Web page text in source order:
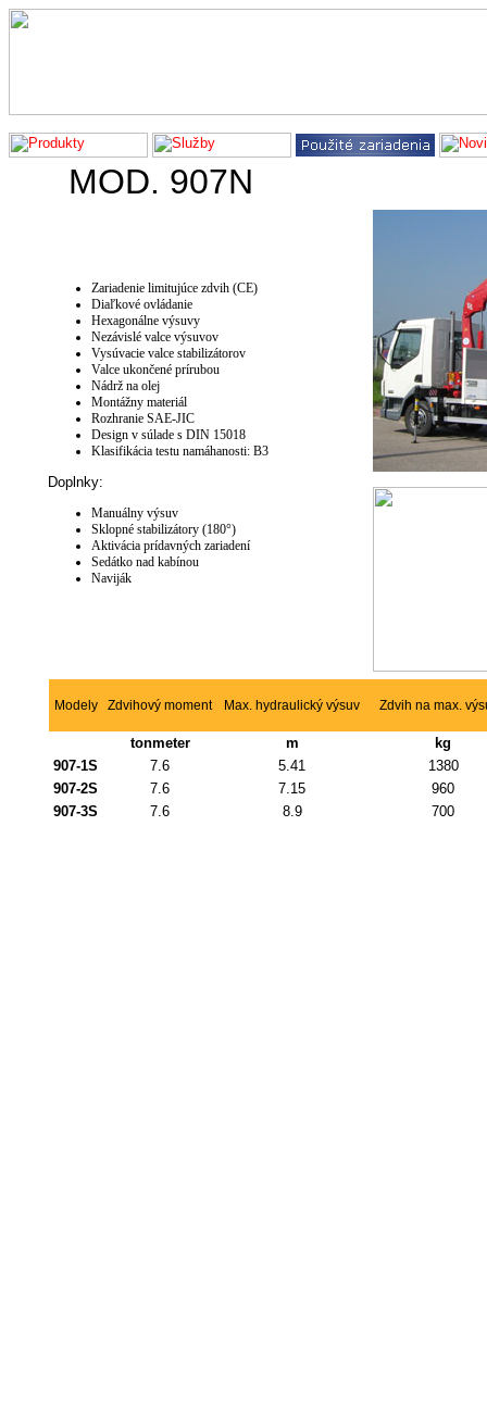
MOD. 907N
Zariadenie limitujúce zdvih (CE)
Diaľkové ovládanie
Hexagonálne výsuvy
Nezávislé valce výsuvov
Vysúvacie valce stabilizátorov
Valce ukončené prírubou
Nádrž na olej
Montážny materiál
Rozhranie SAE-JIC
Design v súlade s DIN 15018
Klasifikácia testu namáhanosti: B3
Doplnky:
Manuálny výsuv
Sklopné stabilizátory (180°)
Aktivácia prídavných zariadení
Sedátko nad kabínou
Naviják
Modely Zdvihový moment Max. hydraulický výsuv Zdvih na max.
tonmeter m
kg
907-1S
7.6 5.41
1380
907-2S
7.6 7.15
960
907-3S
7.6 8.9 700